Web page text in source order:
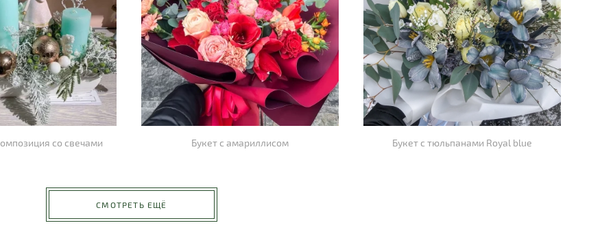
со свечами Букет с амариллисом Букет с тюльпанами Royal blue
СМОТРЕТЬ ЕЩЁ